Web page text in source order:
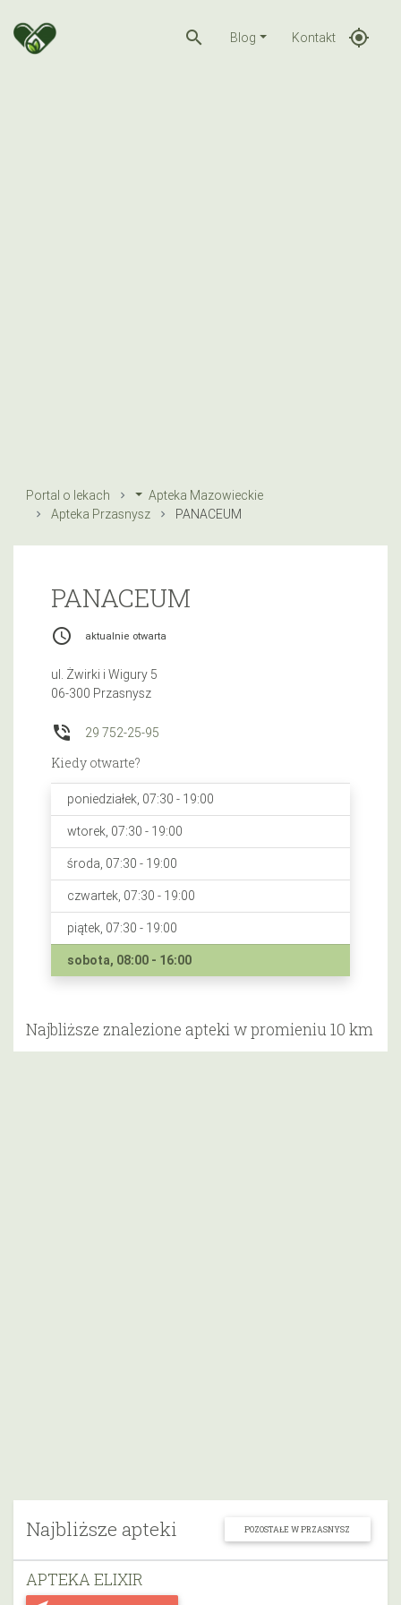
search Blog Kontakt gps_fixed
Portal o lekach
Apteka Mazowieckie
Apteka Przasnysz
PANACEUM
Najbliższe apteki POZOSTAŁE W PRZASNYSZ
APTEKA ELIXIR
PANACEUM
access_time aktualnie otwarta
ul. Żwirki i Wigury 5
06-300 Przasnysz
phone_in_talk 29 752-25-95
Kiedy otwarte?
poniedziałek, 07:30 - 19:00
wtorek, 07:30 - 19:00
środa, 07:30 - 19:00
czwartek, 07:30 - 19:00
piątek, 07:30 - 19:00
sobota, 08:00 - 16:00
Najbliższe znalezione apteki w promieniu 10 km